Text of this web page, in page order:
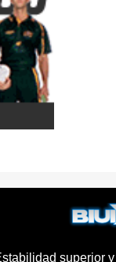
superior